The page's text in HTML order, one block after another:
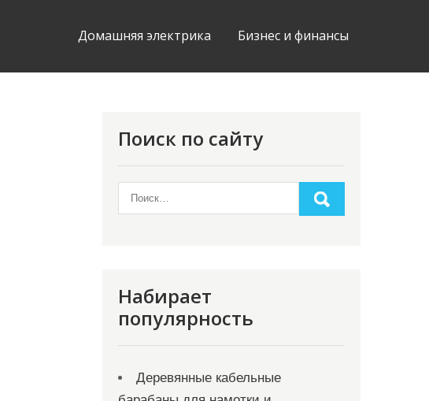
Домашняя электрика Бизнес и финансы
Поиск по сайту
Набирает
популярность
Деревянные кабельные